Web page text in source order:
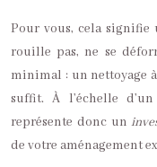
Pour vous, cela
rouille pas, ne se
minimal : un nettoyage
suffit. À l’échelle
représente donc un
de votre aménagement